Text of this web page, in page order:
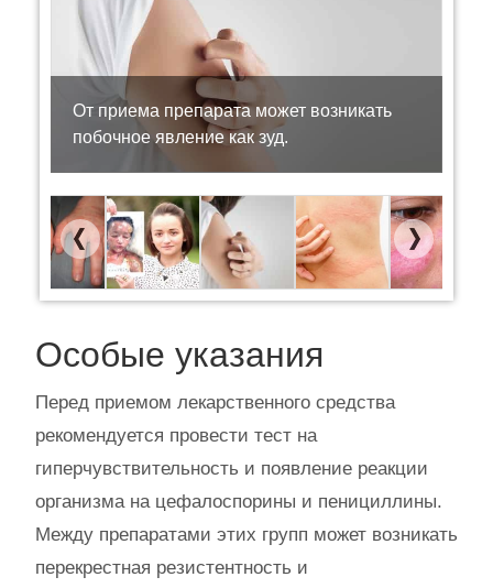
От приема препарата может возникать
побочное явление как зуд.
Previous Next
Особые указания
Перед приемом лекарственного средства
рекомендуется провести тест на
гиперчувствительность и появление реакции
организма на цефалоспорины и пенициллины.
Между препаратами этих групп может возникать
перекрестная резистентность и